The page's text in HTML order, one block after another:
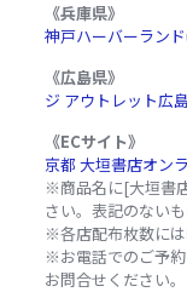
《兵庫県》
神戸ハーバーラン
《広島県》
ジ アウトレット広
《ECサイト》
京都 大垣書店オン
※商品名に[大垣書
さい。表記のない
※各店配布枚数には
※お電話でのご予
お問合せください。